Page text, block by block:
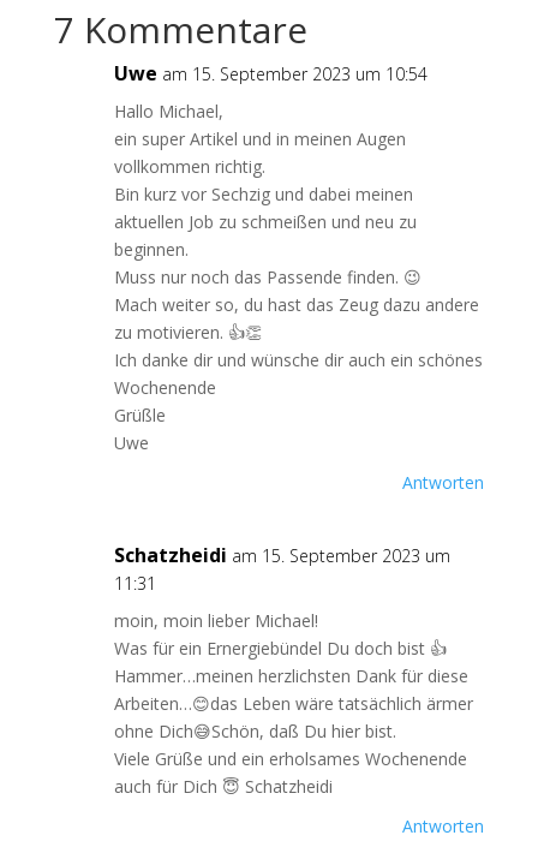
7 Kommentare
Uwe am 15. September 2023 um 10:54
Hallo Michael,
ein super Artikel und in meinen Augen
vollkommen richtig.
Bin kurz vor Sechzig und dabei meinen
aktuellen Job zu schmeißen und neu zu
beginnen.
Muss nur noch das Passende finden. 😉
Mach weiter so, du hast das Zeug dazu andere
zu motivieren. 👍👏
Ich danke dir und wünsche dir auch ein schönes
Wochenende
Grüßle
Uwe
Antworten
Schatzheidi am 15. September 2023 um
11:31
moin, moin lieber Michael!
Was für ein Ernergiebündel Du doch bist 👍
Hammer…meinen herzlichsten Dank für diese
Arbeiten…😊das Leben wäre tatsächlich ärmer
ohne Dich😅Schön, daß Du hier bist.
Viele Grüße und ein erholsames Wochenende
auch für Dich 😇 Schatzheidi
Antworten